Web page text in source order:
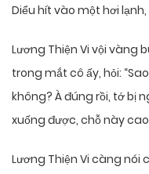
Diểu hít vào một hơi lạnh,
Lương Thiện Vi vội vàng
trong mắt cô ấy, hỏi:
không? À đúng rồi, tớ bị
xuống được, chỗ này cao
Lương Thiện Vi càng